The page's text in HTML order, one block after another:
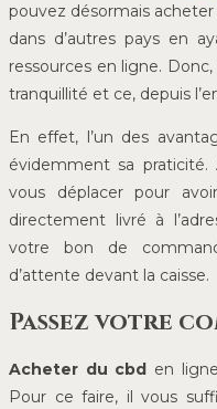
pouvez désormais
dans d’autres pays en
ressources en ligne.
tranquillité et ce, depuis
En effet, l’un des
évidemment sa praticité.
vous déplacer pour
directement livré à
votre bon de
d’attente devant la caisse.
Passez votre
Acheter du cbd en
Pour ce faire, il vous